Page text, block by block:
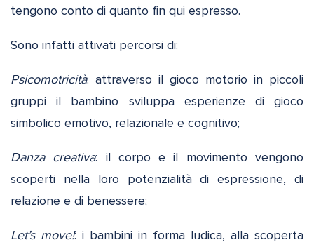
tengono conto di quanto fin qui espresso.
Sono infatti attivati percorsi di:
Psicomotricità: attraverso il gioco motorio in piccoli
gruppi il bambino sviluppa esperienze di gioco
simbolico emotivo, relazionale e cognitivo;
Danza creativa: il corpo e il movimento vengono
scoperti nella loro potenzialità di espressione, di
relazione e di benessere;
Let’s move!: i bambini in forma ludica, alla scoperta